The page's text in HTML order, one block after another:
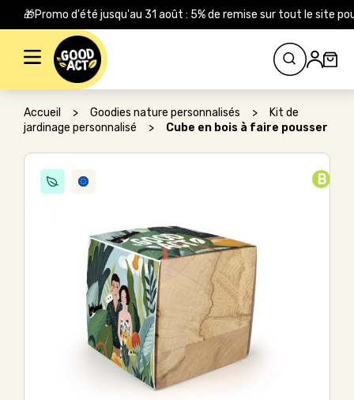
🎁Promo d'été jusqu'au 31 août : 5% de remise sur tout le site
Rechercher :
Accueil > Goodies nature personnalisés >
Kit de
jardinage personnalisé
> Cube en bois à faire pousser
B